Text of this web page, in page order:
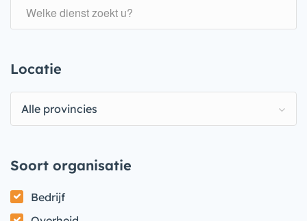
Locatie
Alle provincies
Soort organisatie
Bedrijf